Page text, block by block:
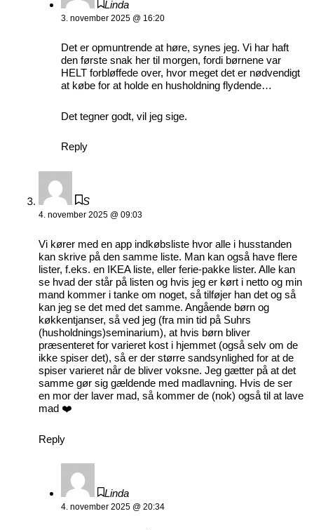
Linda
3. november 2025 @ 16:20
Det er opmuntrende at høre, synes jeg. Vi har haft
den første snak her til morgen, fordi børnene var
HELT forbløffede over, hvor meget det er nødvendigt
at købe for at holde en husholdning flydende…
Det tegner godt, vil jeg sige.
Reply
S
4. november 2025 @ 09:03
Vi kører med en app indkøbsliste hvor alle i husstanden
kan skrive på den samme liste. Man kan også have flere
lister, f.eks. en IKEA liste, eller ferie-pakke lister. Alle kan
se hvad der står på listen og hvis jeg er kørt i netto og min
mand kommer i tanke om noget, så tilføjer han det og så
kan jeg se det med det samme. Angående børn og
køkkentjanser, så ved jeg (fra min tid på Suhrs
(husholdnings)seminarium), at hvis børn bliver
præsenteret for varieret kost i hjemmet (også selv om de
ikke spiser det), så er der større sandsynlighed for at de
spiser varieret når de bliver voksne. Jeg gætter på at det
samme gør sig gældende med madlavning. Hvis de ser
en mor der laver mad, så kommer de (nok) også til at lave
mad ❤️
Reply
Linda
4. november 2025 @ 20:34